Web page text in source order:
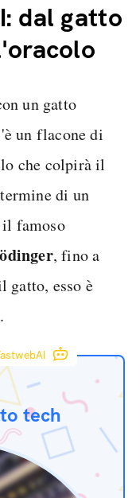
dal gatto
un gatto
un flacone di
che colpirà il
di un
il famoso
, fino a
gatto, esso è
tech